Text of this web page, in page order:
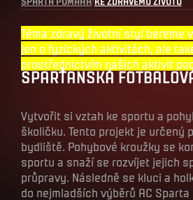
Téma zdravý životní styl bereme
jen o fyzických aktivitách, ale
prostřednictvím našich aktivit
SPARŤANSKÁ
Vytvořit si vztah ke sportu a
školičku. Tento projekt je určený
bydliště. Pohybové kroužky se
sportu a snaží se rozvíjet jejich
průpravy. Následně se kluci a
do nejmladších výběrů AC Sparta